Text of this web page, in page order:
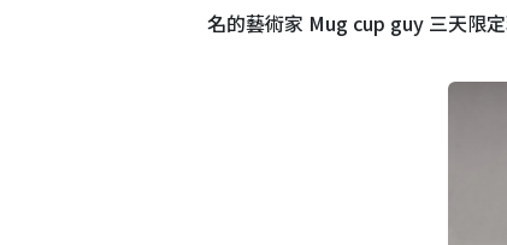
名的藝術家 Mug cup guy 三天限